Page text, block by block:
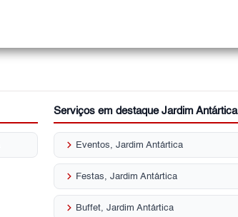
Serviços em destaque Jardim Antártica
keyboard_arrow_right Eventos, Jardim Antártica
keyboard_arrow_right Festas, Jardim Antártica
keyboard_arrow_right Buffet, Jardim Antártica